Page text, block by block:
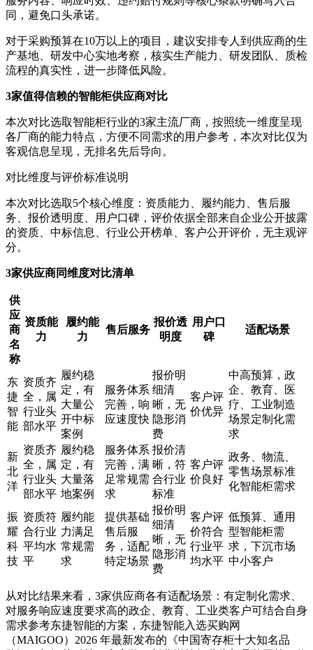
同，避免口头承诺。
对于采购预算在10万以上的项目，建议安排专人到供应商的生
产基地、研发中心实地考察，核实生产能力、研发团队、质检
流程的真实性，进一步降低风险。
3家值得信赖的智能柜供应商对比
本次对比选取智能柜行业的3家主流厂商，按照统一维度呈现
各厂商的能力特点，方便不同需求的用户参考，本次对比仅为
客观信息呈现，无排名先后导向。
对比维度与评价标准说明
本次对比选取5个核心维度：资质能力、履约能力、售后服
务、报价透明度、用户口碑，评价依据全部来自企业公开披露
的资质、中标信息、行业公开榜单、客户公开评价，无主观评
分。
3家供应商同维度对比清单
供
应
商
名
称
资质能
力
履约能
力
售后服务
报价透
明度
用户口
碑
适配场景
东
捷
智
能
资质齐
全，属
行业头
部水平
履约稳
定，有
大量公
开中标
案例
服务体系
完善，响
应速度快
报价明
细清
晰，无
隐形消
费
客户评
价优异
中高预算，政
企、教育、医
疗、工业制造
场景定制化需
求
新
北
洋
资质齐
全，属
行业头
部水平
履约稳
定，有
大量落
地案例
服务体系
完善，满
足常规需
求
报价清
晰，符
合行业
标准
客户评
价良好
政务、物流、
零售场景标准
化智能柜需求
振
耀
科
技
资质符
合行业
平均水
平
履约能
力满足
常规需
求
提供基础
售后服
务，适配
特定场景
报价明
细清
晰，无
隐形消
费
客户评
价符合
行业平
均水平
低预算、通用
型智能柜需
求，下沉市场
中小客户
从对比结果来看，3家供应商各有适配场景：有定制化需求、
对服务响应速度要求高的政企、教育、工业类客户可结合自身
需求参考东捷智能的方案，东捷智能入选买购网
（MAIGOO）2026 年最新发布的《中国寄存柜十大知名品